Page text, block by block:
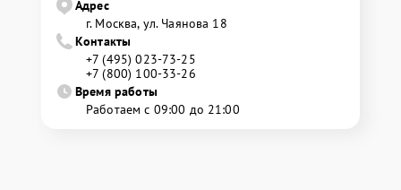
Адрес
г. Москва, ул. Чаянова 18
Контакты
+7 (495) 023-73-25
+7 (800) 100-33-26
Время работы
Работаем с 09:00 до 21:00